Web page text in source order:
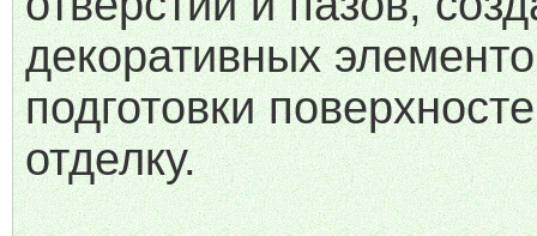
декоративных
подготовки
отделку.